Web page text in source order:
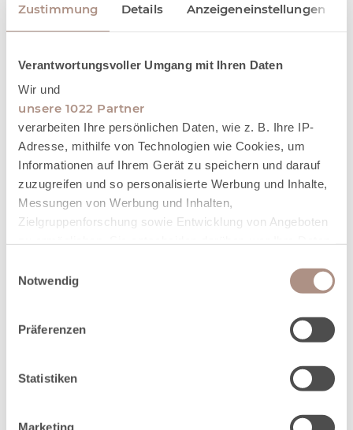
Zustimmung Details Anzeigeneinstellungen
Verantwortungsvoller Umgang mit Ihren Daten
Wir und
unsere 1022 Partner
verarbeiten Ihre persönlichen Daten, wie z. B. Ihre IP-
Adresse, mithilfe von Technologien wie Cookies, um
Informationen auf Ihrem Gerät zu speichern und darauf
zuzugreifen und so personalisierte Werbung und Inhalte,
Messungen von Werbung und Inhalten,
Zielgruppenforschung sowie Entwicklung von Angeboten
jederzeit über die Cookie-Erklärung oder durch Klicken
auf das Privacy Trigger Symbol ändern oder widerrufen
Wenn Sie es erlauben, würden wir auch gerne:
welche bis auf einige Meter genau sein können
Ihr Gerät durch aktives Scannen nach bestimmten
Notwendig
Präferenzen
Statistiken
Marketing
WEIHNACHTS-
Zauberhafte Weihnachten im Deidesheimer Hof
25.12.2026 - 27.12.2026
Lassen Sie den Weihnachtstrubel dieses Jahr